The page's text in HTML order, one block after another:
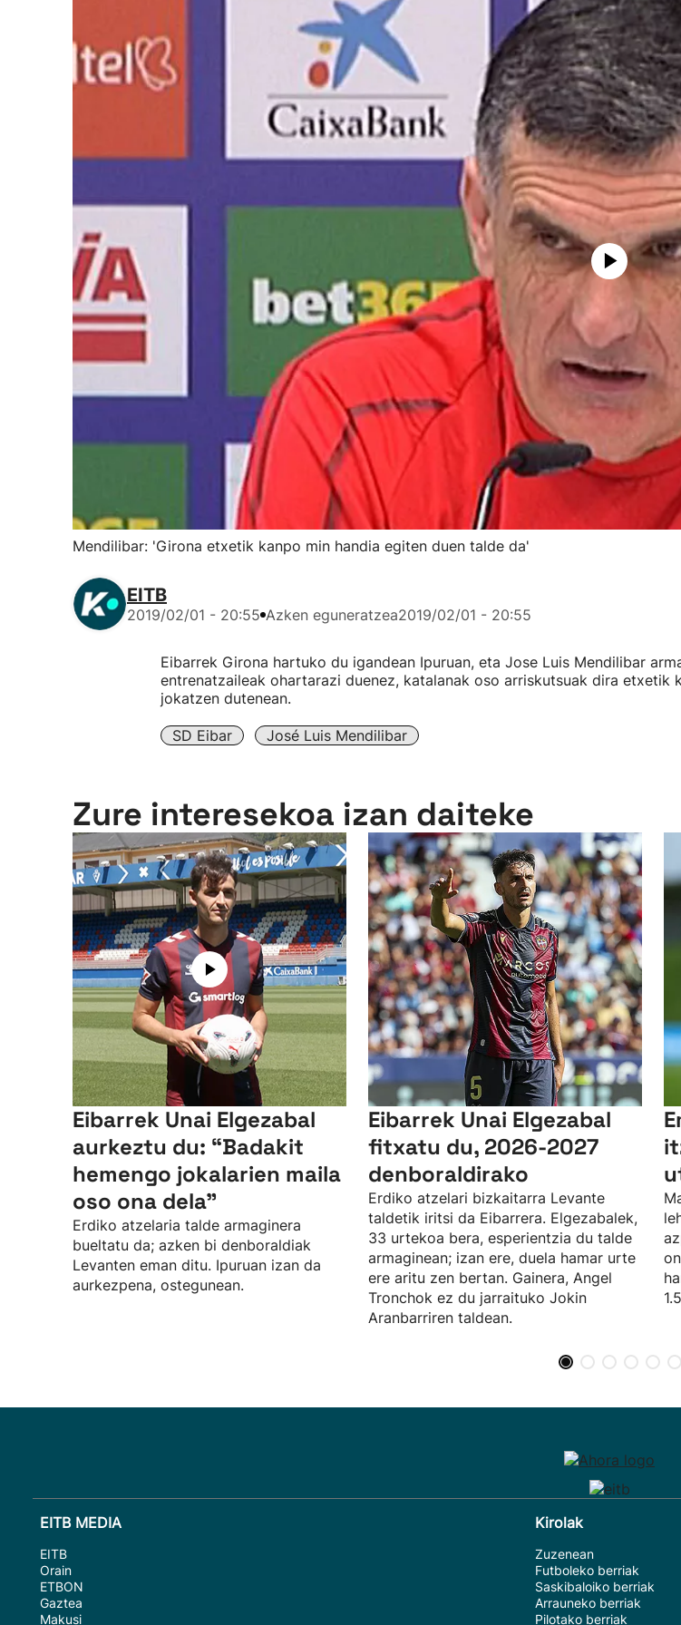
Mendilibar: 'Girona etxetik kanpo min handia egiten duen talde da'
EITB
2019/02/01 - 20:55 Azken eguneratzea2019/02/01 - 20:55
Eibarrek Girona hartuko du igandean Ipuruan, eta Jose Luis Mendilibar
entrenatzaileak ohartarazi duenez, katalanak oso arriskutsuak dira etxetik
jokatzen dutenean.
SD Eibar José Luis Mendilibar
Zure interesekoa izan daiteke
Eibarrek Unai Elgezabal
aurkeztu du: “Badakit
hemengo jokalarien maila
oso ona dela”
Erdiko atzelaria talde armaginera
bueltatu da; azken bi denboraldiak
Levanten eman ditu. Ipuruan izan da
aurkezpena, ostegunean.
Eibarrek Unai Elgezabal
fitxatu du, 2026-2027
denboraldirako
Erdiko atzelari bizkaitarra Levante
taldetik iritsi da Eibarrera. Elgezabalek,
33 urtekoa bera, esperientzia du talde
armaginean; izan ere, duela hamar urte
ere aritu zen bertan. Gainera, Angel
Tronchok ez du jarraituko Jokin
Aranbarriren taldean.
EITB MEDIA
EITB
Orain
ETBON
Gaztea
Makusi
Kirolak
Zuzenean
Futboleko berriak
Saskibaloiko berriak
Arrauneko berriak
Pilotako berriak